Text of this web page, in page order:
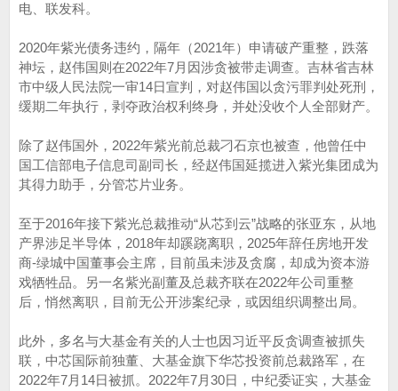
电、联发科。
2020年紫光债务违约，隔年（2021年）申请破产重整，跌落
神坛，赵伟国则在2022年7月因涉贪被带走调查。吉林省吉林
市中级人民法院一审14日宣判，对赵伟国以贪污罪判处死刑，
缓期二年执行，剥夺政治权利终身，并处没收个人全部财产。
除了赵伟国外，2022年紫光前总裁刁石京也被查，他曾任中
国工信部电子信息司副司长，经赵伟国延揽进入紫光集团成为
其得力助手，分管芯片业务。
至于2016年接下紫光总裁推动“从芯到云”战略的张亚东，从地
产界涉足半导体，2018年却蹊跷离职，2025年辞任房地开发
商-绿城中国董事会主席，目前虽未涉及贪腐，却成为资本游
戏牺牲品。另一名紫光副董及总裁齐联在2022年公司重整
后，悄然离职，目前无公开涉案纪录，或因组织调整出局。
此外，多名与大基金有关的人士也因习近平反贪调查被抓失
联，中芯国际前独董、大基金旗下华芯投资前总裁路军，在
2022年7月14日被抓。2022年7月30日，中纪委证实，大基金